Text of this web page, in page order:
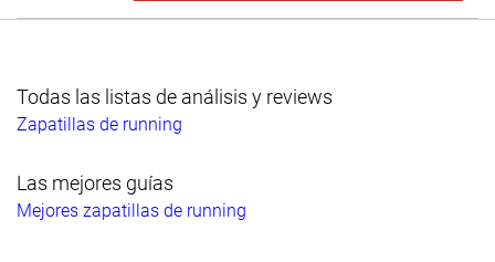
Todas las listas de análisis y reviews
Zapatillas de running
Las mejores guías
Mejores zapatillas de running